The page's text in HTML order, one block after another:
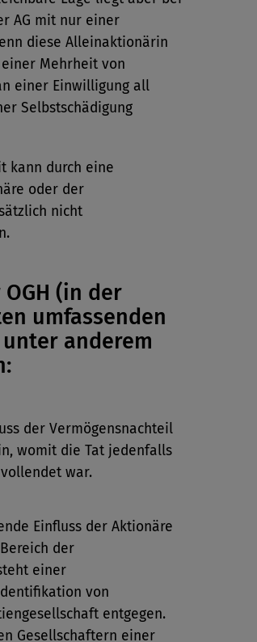
AG mit nur einer
diese Alleinaktionärin
Mehrheit von
einer Einwilligung all
Selbstschädigung
kann durch eine
oder der
nicht
(in der
umfassenden
anderem
der Vermögensnachteil
womit die Tat jedenfalls
war.
Einfluss der Aktionäre
der
einer
von
entgegen.
Gesellschaftern einer